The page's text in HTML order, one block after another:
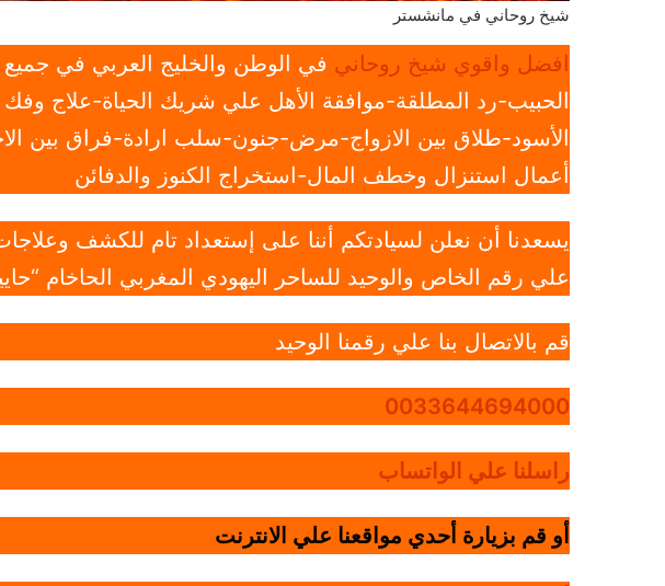
شيخ روحاني في مانشستر
افضل واقوي شيخ روحاني في الوطن والخليج العربي في جميع
الحبيب-رد المطلقة-موافقة الأهل علي شريك الحياة-علاج
الأسود-طلاق بين الازواج-مرض-جنون-سلب ارادة-فراق بين
أعمال استنزال وخطف المال-استخراج الكنوز والدفائن
يسعدنا أن نعلن لسيادتكم أننا على إستعداد تام للكشف
علي رقم الخاص والوحيد للساحر اليهودي المغربي الحاخام
قم بالاتصال بنا علي رقمنا الوحيد
0033644694000
راسلنا علي الواتساب
أو قم بزيارة أحدي مواقعنا علي الانترنت